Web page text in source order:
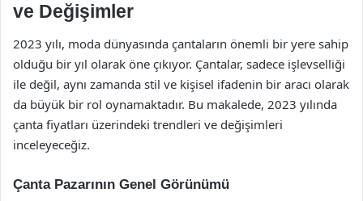
ve Değişimler
2023 yılı, moda dünyasında çantaların önemli bir yere sahip
olduğu bir yıl olarak öne çıkıyor. Çantalar, sadece işlevselliği
ile değil, aynı zamanda stil ve kişisel ifadenin bir aracı olarak
da büyük bir rol oynamaktadır. Bu makalede, 2023 yılında
çanta fiyatları üzerindeki trendleri ve değişimleri
inceleyeceğiz.
Çanta Pazarının Genel Görünümü